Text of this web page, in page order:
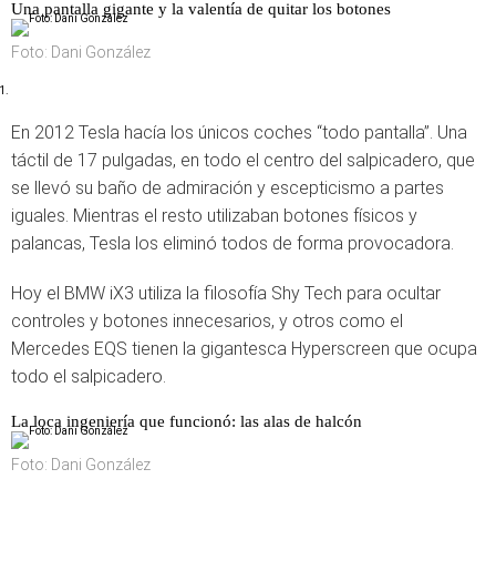
Una pantalla gigante y la valentía de quitar los botones
Foto: Dani González
En 2012 Tesla hacía los únicos coches “todo pantalla”. Una
táctil de 17 pulgadas, en todo el centro del salpicadero, que
se llevó su baño de admiración y escepticismo a partes
iguales. Mientras el resto utilizaban botones físicos y
palancas, Tesla los eliminó todos de forma provocadora.
Hoy el BMW iX3 utiliza la filosofía Shy Tech para ocultar
controles y botones innecesarios, y otros como el
Mercedes EQS tienen la gigantesca Hyperscreen que ocupa
todo el salpicadero.
La loca ingeniería que funcionó: las alas de halcón
Foto: Dani González